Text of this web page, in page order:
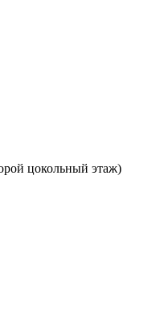
цокольный этаж)